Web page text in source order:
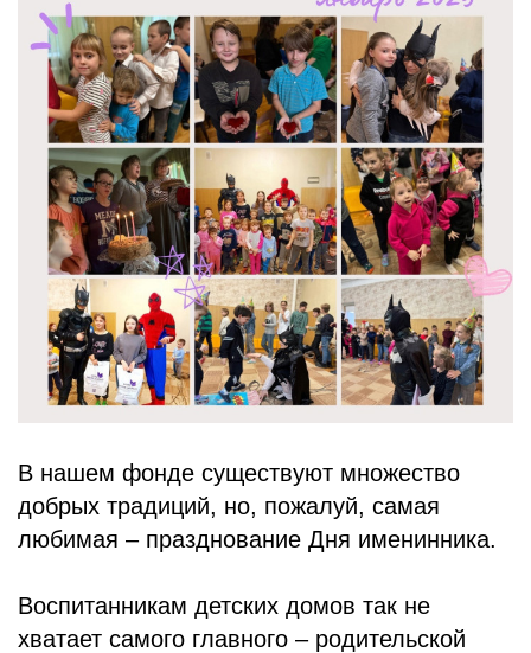
ПОМОЩЬ
БЛОГ
В нашем фонде существуют множество
добрых традиций, но, пожалуй, самая
любимая – празднование Дня именинника.
Воспитанникам детских домов так не
хватает самого главного – родительской